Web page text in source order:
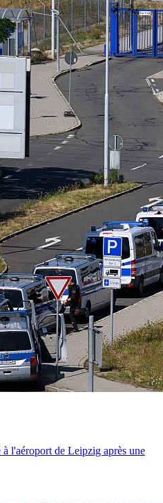
l'aéroport de Leipzig après une